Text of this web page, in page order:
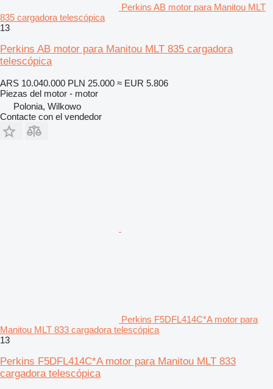
Perkins AB motor para Manitou MLT
835 cargadora telescópica
13
Perkins AB motor para Manitou MLT 835 cargadora
telescópica
ARS 10.040.000 PLN 25.000 ≈ EUR 5.806
Piezas del motor - motor
Polonia, Wilkowo
Contacte con el vendedor
Perkins F5DFL414C*A motor para
Manitou MLT 833 cargadora telescópica
13
Perkins F5DFL414C*A motor para Manitou MLT 833
cargadora telescópica